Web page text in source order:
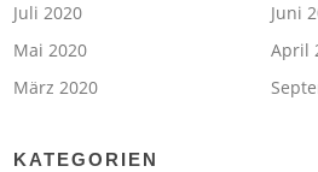
Juli 2020
Juni
Mai 2020
April
März 2020
KATEGORIEN